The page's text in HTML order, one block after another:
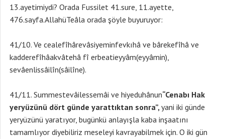
13.ayetimiydi? Orada Fussilet 41.sure, 11.ayette,
476.sayfa.AllahüTeâla orada şöyle buyuruyor:
41/10. Ve cealefîhârevâsiyeminfevkıhâ ve bârekefîhâ ve
kadderefîhâakvâtehâ fî erbeatieyyâm(eyyâmin),
sevâenlissâilîn(sâilîne).
41/11. Summestevâilessemâi ve hiyeduhânun“Cenabı Hak
yeryüzünü dört günde yarattıktan sonra”, yani iki günde
yeryüzünü yaratıyor, bugünkü anlayışla kaba inşaatını
tamamlıyor diyebiliriz meseleyi kavrayabilmek için. O iki gün